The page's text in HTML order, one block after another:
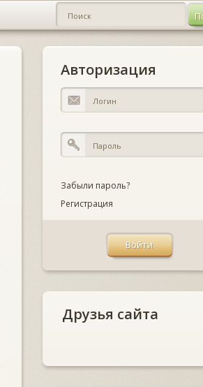
Авторизация
Забыли пароль?
Регистрация
Друзья сайта